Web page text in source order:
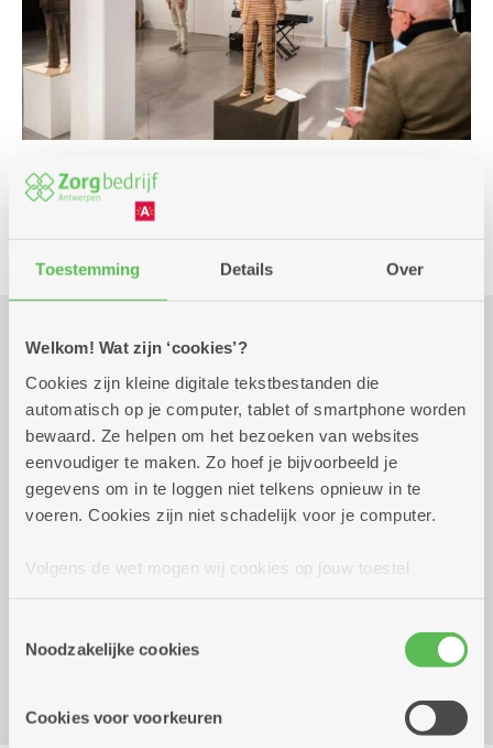
Toestemming Details Over
Welkom! Wat zijn ‘cookies’?
Cookies zijn kleine digitale tekstbestanden die
automatisch op je computer, tablet of smartphone worden
bewaard. Ze helpen om het bezoeken van websites
eenvoudiger te maken. Zo hoef je bijvoorbeeld je
gegevens om in te loggen niet telkens opnieuw in te
voeren. Cookies zijn niet schadelijk voor je computer.
Volgens de wet mogen wij cookies op jouw toestel
cookies hebben we jouw toestemming nodig. Sommige
cookies worden geplaatst door derde partijen die een
informatie over jouw (geanonimiseerd) gebruik van onze
Noodzakelijke cookies
Cookies voor voorkeuren
Cultuur en film
Praktisch
woensdag 30 september
2026
14.00 uur tot 15.30
uur
Deelname is gratis.
Groenenborgerlaan 185